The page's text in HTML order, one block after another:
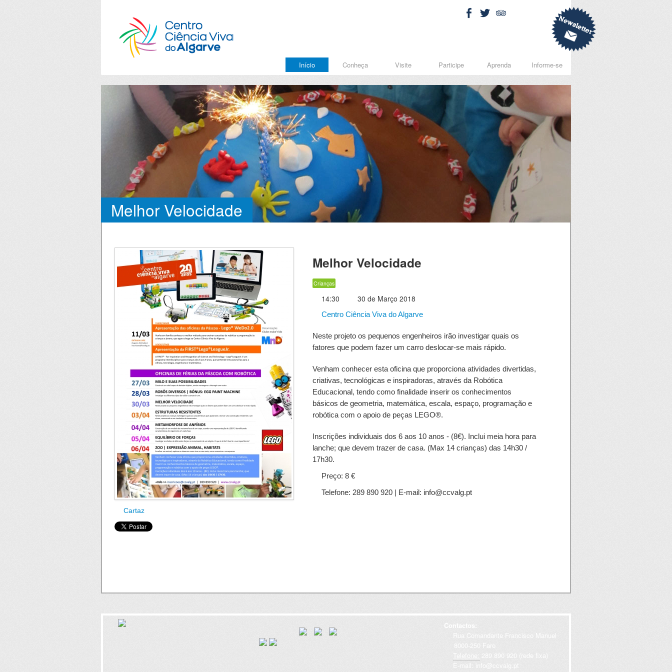
Início Conheça Visite Participe Aprenda Informe-se
Melhor Velocidade
Cartaz
Melhor Velocidade
Crianças
14:30 30 de Março 2018
Centro Ciência Viva do Algarve
Neste projeto os pequenos engenheiros irão investigar quais os
fatores que podem fazer um carro deslocar-se mais rápido.
Venham conhecer esta oficina que proporciona atividades divertidas,
criativas, tecnológicas e inspiradoras, através da Robótica
Educacional, tendo como finalidade inserir os conhecimentos
básicos de geometria, matemática, escala, espaço, programação e
robótica com o apoio de peças LEGO®.
Inscrições individuais dos 6 aos 10 anos - (8€). Inclui meia hora para
lanche; que devem trazer de casa. (Max 14 crianças) das 14h30 /
17h30.
Preço: 8 €
Telefone: 289 890 920 | E-mail: info@ccvalg.pt
Contactos:
Rua Comandante Francisco Manuel
8000-250 Faro
Telefone: 289 890 920 (rede fixa)
E-mail: info@ccvalg.pt